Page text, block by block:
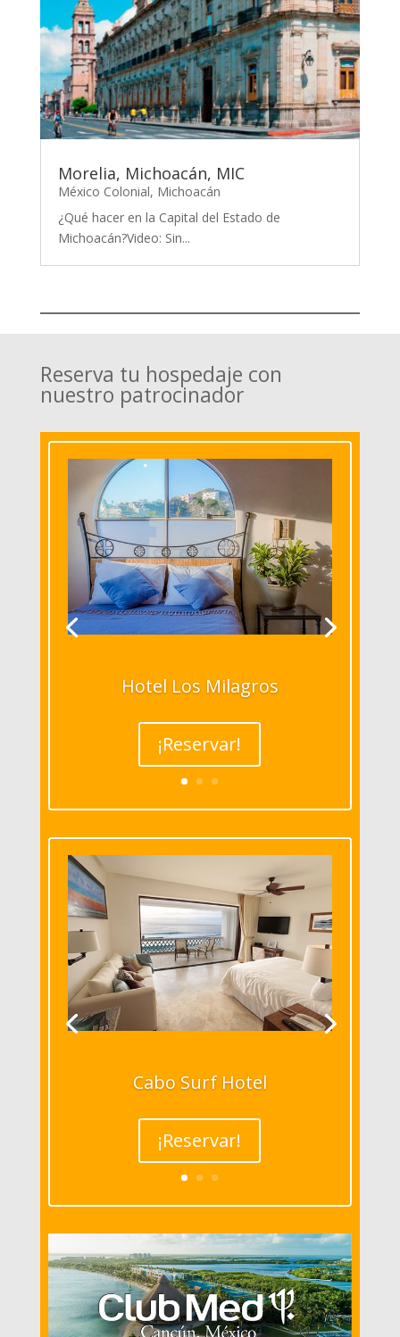
Morelia, Michoacán, MIC
México Colonial, Michoacán
¿Qué hacer en la Capital del Estado de
Michoacán?Video: Sin...
Reserva tu hospedaje con
nuestro patrocinador
Hotel Los Milagros
¡Reservar!
Cabo Surf Hotel
¡Reservar!